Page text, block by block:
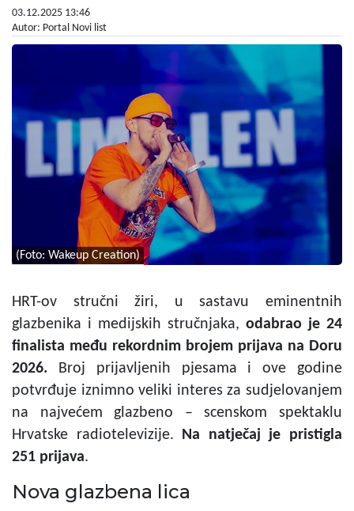
03.12.2025 13:46
Autor: Portal Novi list
(Foto: Wakeup Creation)
HRT-ov stručni žiri, u sastavu eminentnih
glazbenika i medijskih stručnjaka, odabrao je 24
finalista među rekordnim brojem prijava na Doru
2026.
Broj prijavljenih pjesama i ove godine
potvrđuje iznimno veliki interes za sudjelovanjem
na najvećem glazbeno – scenskom spektaklu
Hrvatske radiotelevizije.
Na natječaj je pristigla
251 prijava.
Nova glazbena lica